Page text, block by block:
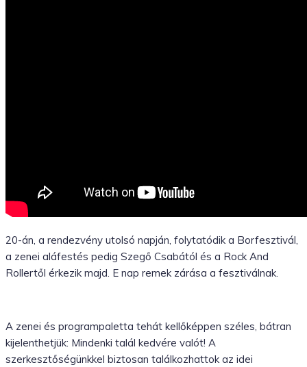
20-án, a rendezvény utolsó napján, folytatódik a Borfesztivál,
a zenei aláfestés pedig Szegő Csabától és a Rock And
Rollertől érkezik majd. E nap remek zárása a fesztiválnak.
A zenei és programpaletta tehát kellőképpen széles, bátran
kijelenthetjük: Mindenki talál kedvére valót! A
szerkesztőségünkkel biztosan találkozhattok az idei